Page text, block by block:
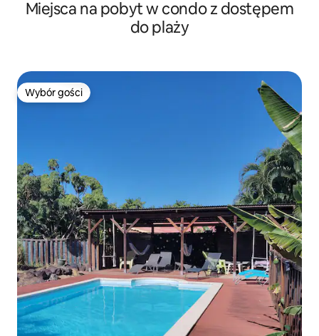
Miejsca na pobyt w condo z dostępem
do plaży
Wybór gości
Wybór gości